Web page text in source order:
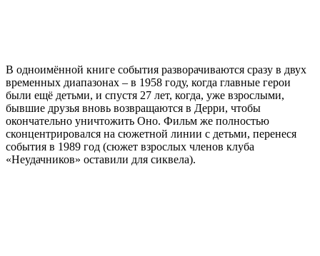
В одноимённой книге события разворачиваются сразу в двух
временных диапазонах – в 1958 году, когда главные герои
были ещё детьми, и спустя 27 лет, когда, уже взрослыми,
бывшие друзья вновь возвращаются в Дерри, чтобы
окончательно уничтожить Оно. Фильм же полностью
сконцентрировался на сюжетной линии с детьми, перенеся
события в 1989 год (сюжет взрослых членов клуба
«Неудачников» оставили для сиквела).